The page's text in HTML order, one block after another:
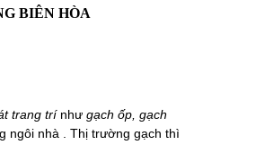
BIÊN HÒA
trang trínhư gạch ốp, gạch
ngôi nhà . Thị trường gạch thì